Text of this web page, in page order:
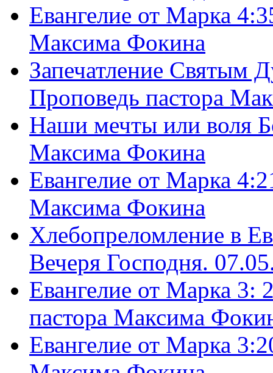
Евангелие от Марка
Максима Фокина
Запечатление Святым
Проповедь пастора
Наши мечты или воля
Максима Фокина
Евангелие от Марка
Максима Фокина
Хлебопреломление в
Вечеря Господня.
Евангелие от Марка 3:
пастора Максима
Евангелие от Марка